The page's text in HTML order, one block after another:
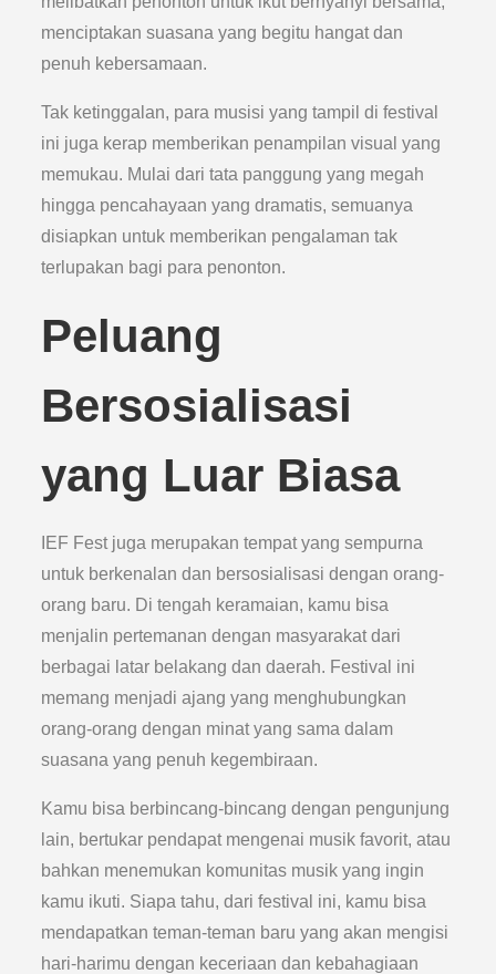
menciptakan suasana yang begitu hangat dan
penuh kebersamaan.
Tak ketinggalan, para musisi yang tampil di festival
ini juga kerap memberikan penampilan visual yang
memukau. Mulai dari tata panggung yang megah
hingga pencahayaan yang dramatis, semuanya
disiapkan untuk memberikan pengalaman tak
terlupakan bagi para penonton.
Peluang
Bersosialisasi
yang Luar Biasa
IEF Fest juga merupakan tempat yang sempurna
untuk berkenalan dan bersosialisasi dengan orang-
orang baru. Di tengah keramaian, kamu bisa
menjalin pertemanan dengan masyarakat dari
berbagai latar belakang dan daerah. Festival ini
memang menjadi ajang yang menghubungkan
orang-orang dengan minat yang sama dalam
suasana yang penuh kegembiraan.
Kamu bisa berbincang-bincang dengan pengunjung
lain, bertukar pendapat mengenai musik favorit, atau
bahkan menemukan komunitas musik yang ingin
kamu ikuti. Siapa tahu, dari festival ini, kamu bisa
mendapatkan teman-teman baru yang akan mengisi
hari-harimu dengan keceriaan dan kebahagiaan